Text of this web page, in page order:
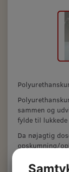
sammen og
fylde til lukkede
Da nøjagtig
opskumning/